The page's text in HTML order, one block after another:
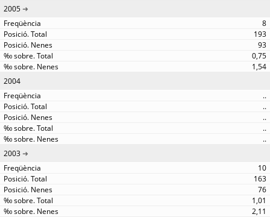
2005
8
193
93
0,75
1,54
2004
..
..
..
..
..
2003
10
163
76
1,01
2,11